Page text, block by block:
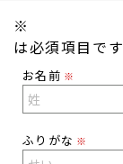
※
は必須項目です
お名前 ※
ふりがな ※